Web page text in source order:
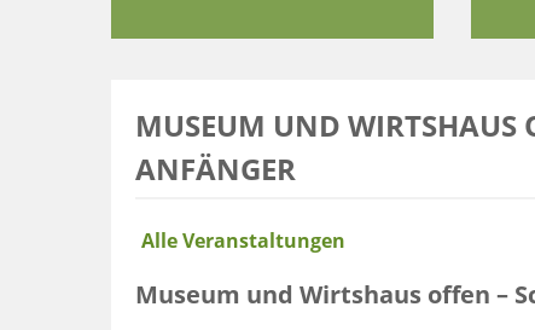
MUSEUM UND WIRTSHAUS
ANFÄNGER
Alle Veranstaltungen
Museum und Wirtshaus offen –